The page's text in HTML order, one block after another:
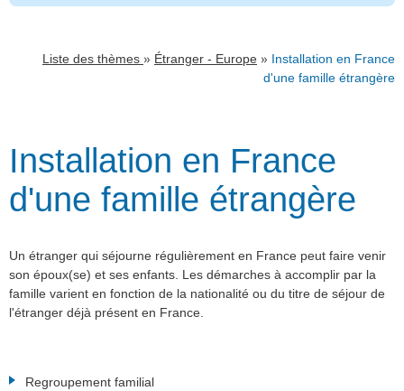
Liste des thèmes » Étranger - Europe » Installation en France
d'une famille étrangère
Installation en France
d'une famille étrangère
Un étranger qui séjourne régulièrement en France peut faire venir
son époux(se) et ses enfants. Les démarches à accomplir par la
famille varient en fonction de la nationalité ou du titre de séjour de
l'étranger déjà présent en France.
Regroupement familial